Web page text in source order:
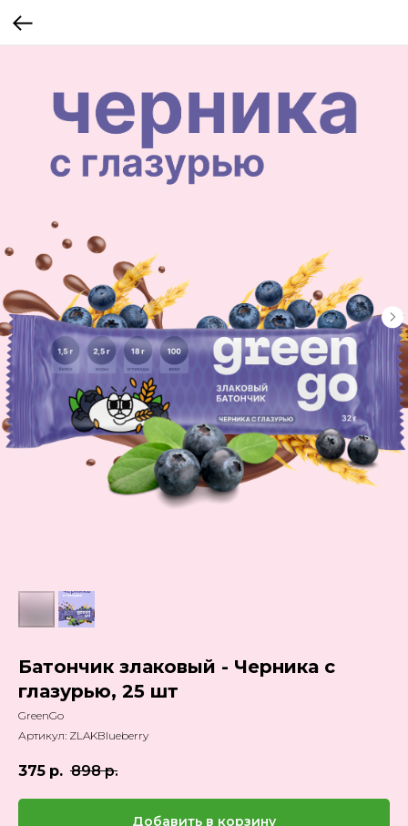
Батончик злаковый - Черника с
глазурью, 25 шт
GreenGo
Артикул: ZLAKBlueberry
375 р. 898 р.
Добавить в корзину